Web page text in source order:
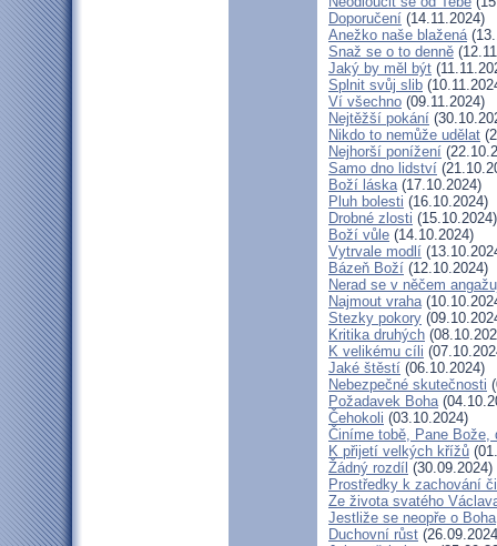
Doporučení (14.11.2024)
Anežko naše blažená
Snaž se o to denně
Jaký by měl být
Splnit svůj slib
Ví všechno (09.11.2024)
Nejtěžší pokání
Nikdo to nemůže udělat
Nejhorší ponížení
Samo dno lidství
Boží láska(17.10.2024)
Pluh bolesti (16.10.2024)
Drobné zlosti (15.10.2024)
Boží vůle (14.10.2024)
Vytrvale modlí
Bázeň Boží (12.10.2024)
Nerad se v něčem
Najmout vraha
Stezky pokory
Kritika druhých
K velikému cíli
Jaké štěstí (06.10.2024)
Nebezpečné skutečnosti
Požadavek Boha
Čehokoli (03.10.2024)
Činíme tobě, Pane Bože,
K přijetí velkých křížů
Žádný rozdíl (30.09.2024)
Prostředky k zachování
Ze života svatého
Jestliže se neopře o Boha
Duchovní růst